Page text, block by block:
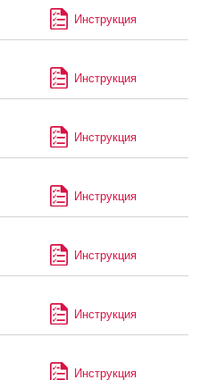
Инструкция
Инструкция
Инструкция
Инструкция
Инструкция
Инструкция
Инструкция